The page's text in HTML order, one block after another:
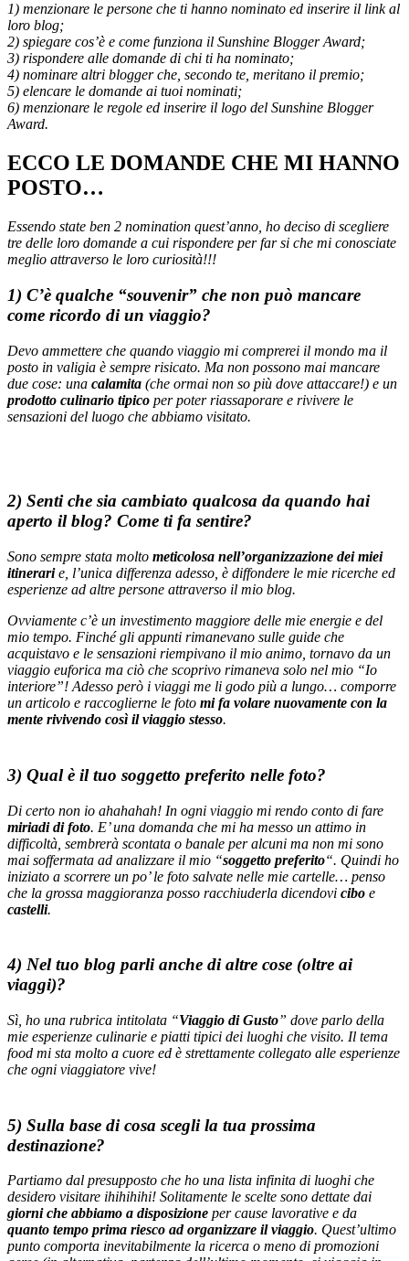
1) menzionare le persone che ti hanno nominato ed inserire il link al
loro blog;
2) spiegare cos’è e come funziona il Sunshine Blogger Award;
3) rispondere alle domande di chi ti ha nominato;
4) nominare altri blogger che, secondo te, meritano il premio;
5) elencare le domande ai tuoi nominati;
6) menzionare le regole ed inserire il logo del Sunshine Blogger
Award.
ECCO LE DOMANDE CHE MI HANNO
POSTO…
Essendo state ben 2 nomination quest’anno, ho deciso di scegliere
tre delle loro domande a cui rispondere per far si che mi conosciate
meglio attraverso le loro curiosità!!!
1) C’è qualche “souvenir” che non può mancare
come ricordo di un viaggio?
Devo ammettere che quando viaggio mi comprerei il mondo ma il
posto in valigia è sempre risicato. Ma non possono mai mancare
due cose: una calamita (che ormai non so più dove attaccare!) e un
prodotto culinario tipico per poter riassaporare e rivivere le
sensazioni del luogo che abbiamo visitato.
2) Senti che sia cambiato qualcosa da quando hai
aperto il blog? Come ti fa sentire?
Sono sempre stata molto meticolosa nell’organizzazione dei miei
itinerarie, l’unica differenza adesso, è diffondere le mie ricerche ed
esperienze ad altre persone attraverso il mio blog.
Ovviamente c’è un investimento maggiore delle mie energie e del
mio tempo. Finché gli appunti rimanevano sulle guide che
acquistavo e le sensazioni riempivano il mio animo, tornavo da un
viaggio euforica ma ciò che scoprivo rimaneva solo nel mio “Io
interiore”! Adesso però i viaggi me li godo più a lungo… comporre
un articolo e raccoglierne le foto mi fa volare nuovamente con la
mente rivivendo così il viaggio stesso.
3) Qual è il tuo soggetto preferito nelle foto?
Di certo non io ahahahah! In ogni viaggio mi rendo conto di fare
miriadi di foto. E’ una domanda che mi ha messo un attimo in
difficoltà, sembrerà scontata o banale per alcuni ma non mi sono
mai soffermata ad analizzare il mio “soggetto preferito“. Quindi ho
iniziato a scorrere un po’ le foto salvate nelle mie cartelle… penso
che la grossa maggioranza posso racchiuderla dicendovi cibo e
castelli.
4) Nel tuo blog parli anche di altre cose (oltre ai
viaggi)?
Sì, ho una rubrica intitolata “Viaggio di Gusto” dove parlo della
mie esperienze culinarie e piatti tipici dei luoghi che visito. Il tema
food mi sta molto a cuore ed è strettamente collegato alle esperienze
che ogni viaggiatore vive!
5) Sulla base di cosa scegli la tua prossima
destinazione?
Partiamo dal presupposto che ho una lista infinita di luoghi che
desidero visitare ihihihihi! Solitamente le scelte sono dettate dai
giorni che abbiamo a disposizione per cause lavorative e da
quanto tempo prima riesco ad organizzare il viaggio. Quest’ultimo
punto comporta inevitabilmente la ricerca o meno di promozioni